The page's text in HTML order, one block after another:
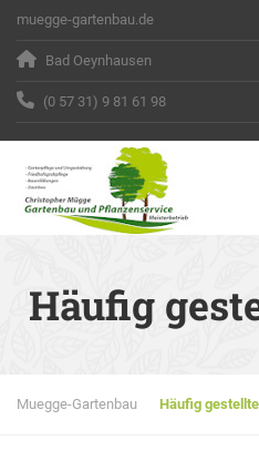
muegge-gartenbau.de
Bad Oeynhausen
(0 57 31) 9 81 61 98
Häufig
Muegge-Gartenbau Häufig